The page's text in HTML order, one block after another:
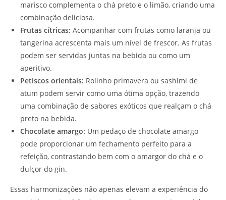
marisco complementa o chá preto e o limão, criando uma
combinação deliciosa.
Frutas cítricas: Acompanhar com frutas como laranja ou
tangerina acrescenta mais um nível de frescor. As frutas
podem ser servidas juntas na bebida ou como um
aperitivo.
Petiscos orientais: Rolinho primavera ou sashimi de
atum podem servir como uma ótima opção, trazendo
uma combinação de sabores exóticos que realçam o chá
preto na bebida.
Chocolate amargo: Um pedaço de chocolate amargo
pode proporcionar um fechamento perfeito para a
refeição, contrastando bem com o amargor do chá e o
dulçor do gin.
Essas harmonizações não apenas elevam a experiência do